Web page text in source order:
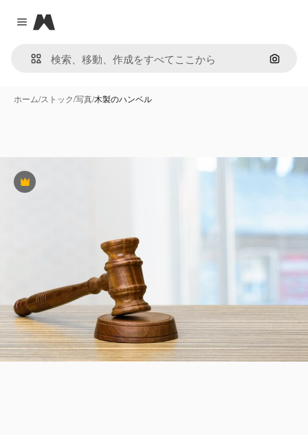
Close menu
Magnific
画像で
ホーム/ストック/写真/木製のハンベル
Premium